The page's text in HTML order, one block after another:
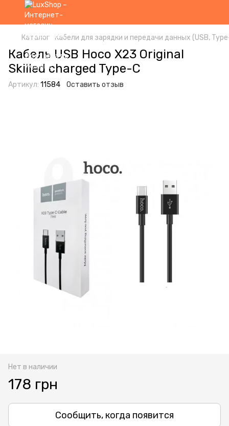
Каталог Кабели для зарядки и передачи данных (USB,
Кабель USB Hoco X23 Original
Skilled charged Type-C
Артикул: 11584 Оставить отзыв
Нет в наличии
178 грн
Сообщить, когда появится